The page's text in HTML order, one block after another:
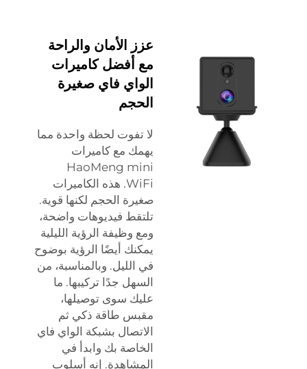
عزز الأمان والراحة
مع أفضل كاميرات
الواي فاي صغيرة
الحجم
لا تفوت لحظة واحدة مما
يهمك مع كاميرات
HaoMeng mini
WiFi. هذه الكاميرات
صغيرة الحجم لكنها قوية.
تلتقط فيديوهات واضحة،
ومع وظيفة الرؤية الليلية
يمكنك أيضًا الرؤية بوضوح
في الليل. وبالمناسبة، من
السهل جدًا تركيبها. ما
عليك سوى توصيلها،
مقبس طاقة ذكي ثم
الاتصال بشبكة الواي فاي
الخاصة بك وابدأ في
المشاهدة. إنه أسلوب